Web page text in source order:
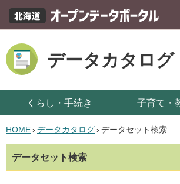
データカタログ
くらし・手続き 子育て・
HOME› データカタログ› データセット検索
データセット検索